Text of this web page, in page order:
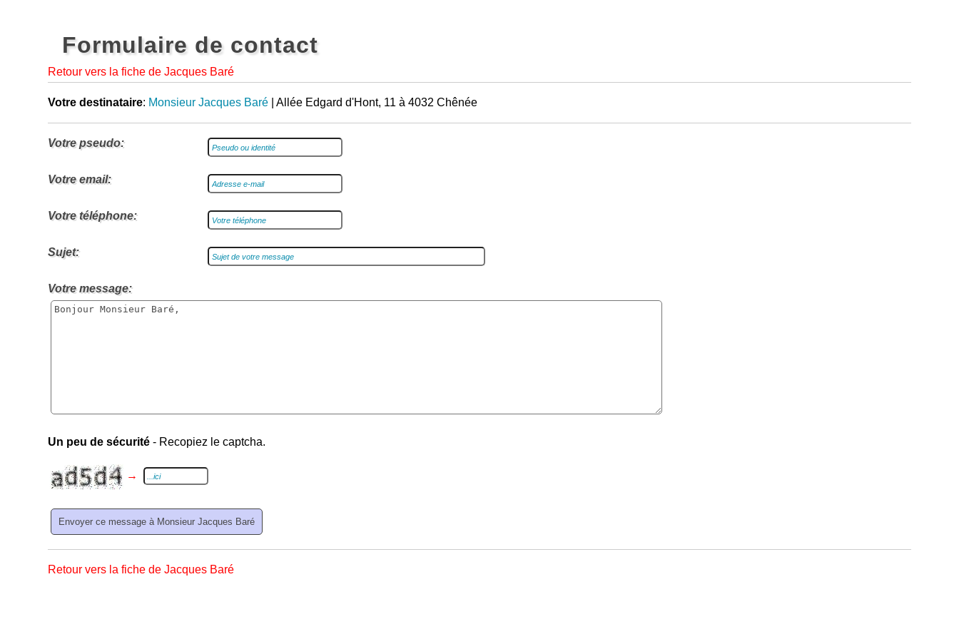
Formulaire de contact
Retour vers la fiche de Jacques Baré
Votre destinataire: Monsieur Jacques Baré | Allée Edgard d'Hont, 11 à 4032 Chênée
Votre pseudo:
Votre email:
Votre téléphone:
Sujet:
Votre message:
Un peu de sécurité - Recopiez le captcha.
→
Retour vers la fiche de Jacques Baré